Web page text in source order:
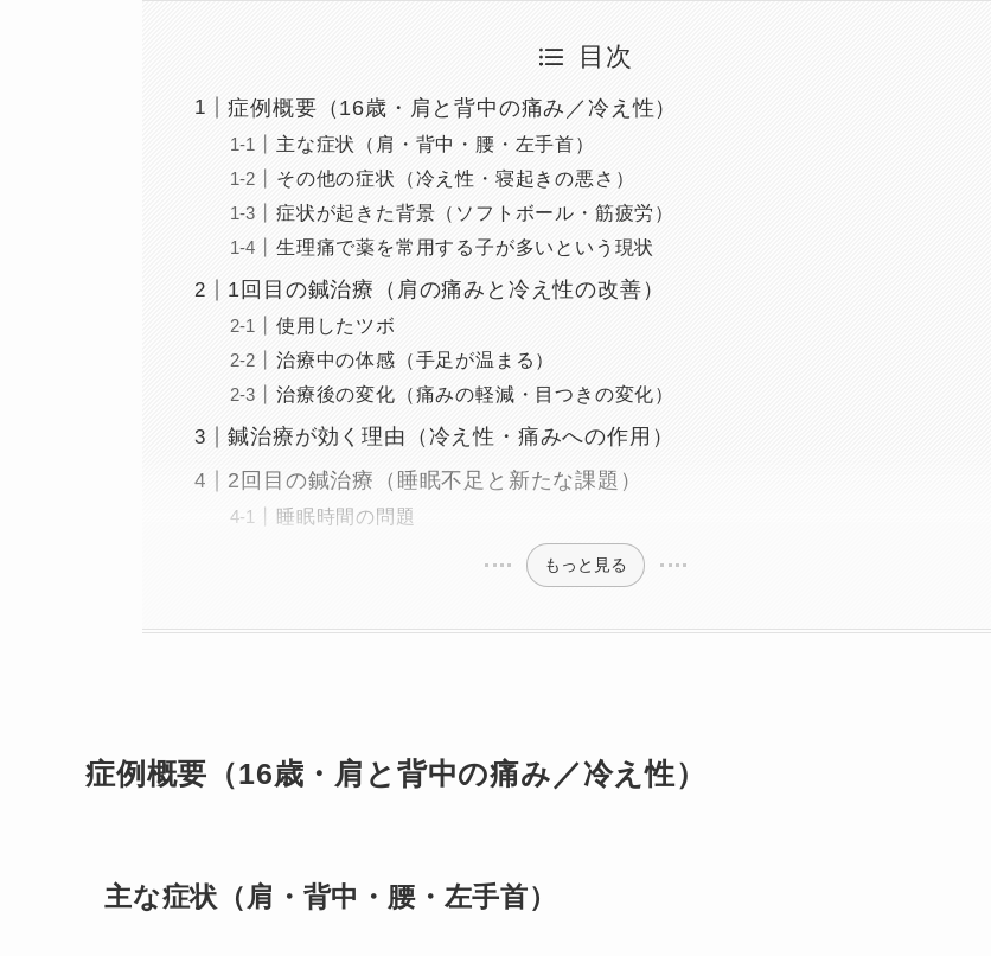
目次
症例概要（16歳・肩と背中の痛み／冷え性）
主な症状（肩・背中・腰・左手首）
その他の症状（冷え性・寝起きの悪さ）
症状が起きた背景（ソフトボール・筋疲労）
生理痛で薬を常用する子が多いという現状
1回目の鍼治療（肩の痛みと冷え性の改善）
使用したツボ
治療中の体感（手足が温まる）
治療後の変化（痛みの軽減・目つきの変化）
鍼治療が効く理由（冷え性・痛みへの作用）
2回目の鍼治療（睡眠不足と新たな課題）
睡眠時間の問題
もっと見る
症例概要（16歳・肩と背中の痛み／冷え性）
主な症状（肩・背中・腰・左手首）